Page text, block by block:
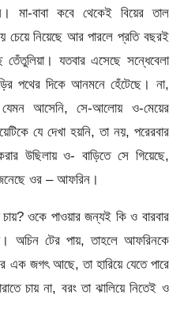
মা-বাবা কবে থেকেই বিয়ের তাল
নিয়েছে আর পারলে প্রতি বছরই
যতবার এসেছে সন্ধেবেলা
পথের দিকে আনমনে হেঁটেছে। না,
আসেনি, সে-আলোয় ও-মেয়ের
যে দেখা হয়নি, তা নয়, পরেরবার
উছিলায় ও- বাড়িতে সে গিয়েছে,
ওর – আফরিন।
ওকে পাওয়ার জন্যই কি ও বারবার
অচিন টের পায়, তাহলে আফরিনকে
এক জগৎ আছে, তা হারিয়ে যেতে পারে
চায় না, বরং তা ঝালিয়ে নিতেই ও